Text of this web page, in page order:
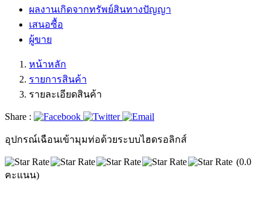
ผลงานเกิดจากทรัพย์สินทางปัญญา
เสนอซื้อ
ผู้ขาย
หน้าหลัก
รายการสินค้า
รายละเอียดสินค้า
Share :
อุปกรณ์เฉือนเข้ามุมท่อด้วยระบบไฮดรอลิกส์
(0.0
คะแนน)